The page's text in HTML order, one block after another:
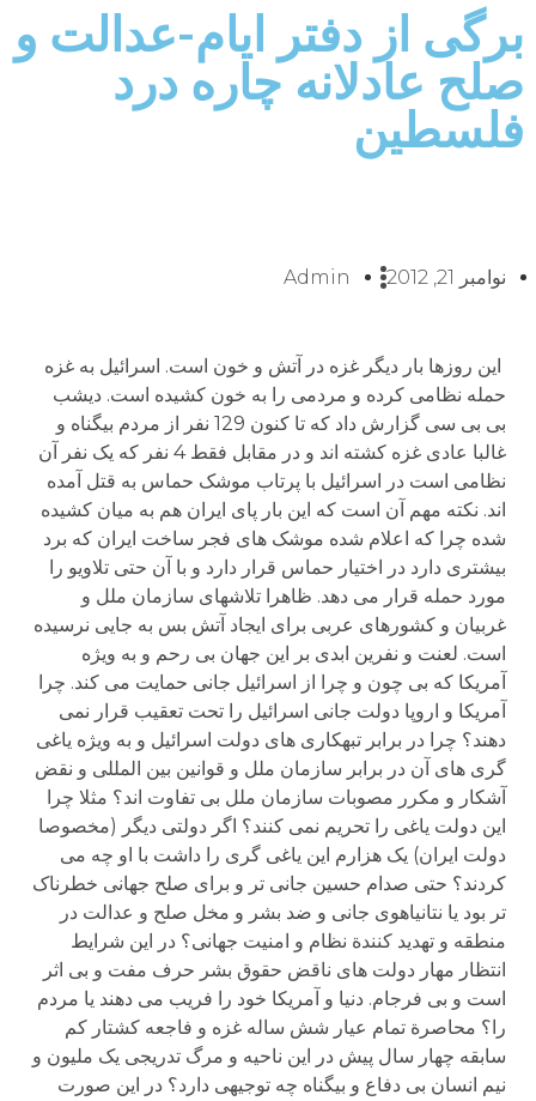
برگی از دفتر ایام-عدالت و
صلح عادلانه چاره درد
فلسطین
نوامبر 21, 2012 Admin
این روزها بار دیگر غزه در آتش و خون است. اسرائیل به غزه
حمله نظامی کرده و مردمی را به خون کشیده است. دیشب
بی بی سی گزارش داد که تا کنون 129 نفر از مردم بیگناه و
غالبا عادی غزه کشته اند و در مقابل فقط 4 نفر که یک نفر آن
نظامی است در اسرائیل با پرتاب موشک حماس به قتل آمده
اند. نکته مهم آن است که این بار پای ایران هم به میان کشیده
شده چرا که اعلام شده موشک های فجر ساخت ایران که برد
بیشتری دارد در اختیار حماس قرار دارد و با آن حتی تلاویو را
مورد حمله قرار می دهد. ظاهرا تلاشهای سازمان ملل و
غربیان و کشورهای عربی برای ایجاد آتش بس به جایی نرسیده
است. لعنت و نفرین ابدی بر این جهان بی رحم و به ویژه
آمریکا که بی چون و چرا از اسرائیل جانی حمایت می کند. چرا
آمریکا و اروپا دولت جانی اسرائیل را تحت تعقیب قرار نمی
دهند؟ چرا در برابر تبهکاری های دولت اسرائیل و به ویژه یاغی
گری های آن در برابر سازمان ملل و قوانین بین المللی و نقض
آشکار و مکرر مصوبات سازمان ملل بی تفاوت اند؟ مثلا چرا
این دولت یاغی را تحریم نمی کنند؟ اگر دولتی دیگر (مخصوصا
دولت ایران) یک هزارم این یاغی گری را داشت با او چه می
کردند؟ حتی صدام حسین جانی تر و برای صلح جهانی خطرناک
تر بود یا نتانیاهوی جانی و ضد بشر و مخل صلح و عدالت در
منطقه و تهدید کنندة نظام و امنیت جهانی؟ در این شرایط
انتظار مهار دولت های ناقض حقوق بشر حرف مفت و بی اثر
است و بی فرجام. دنیا و آمریکا خود را فریب می دهند یا مردم
را؟ محاصرة تمام عیار شش ساله غزه و فاجعه کشتار کم
سابقه چهار سال پیش در این ناحیه و مرگ تدریجی یک ملیون و
نیم انسان بی دفاع و بیگناه چه توجیهی دارد؟ در این صورت